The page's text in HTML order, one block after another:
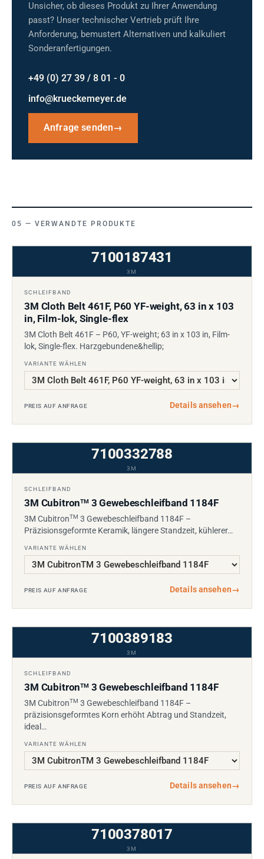
Unsicher, ob dieses Produkt zu Ihrer Anwendung
passt? Unser technischer Vertrieb prüft Ihre
Anforderung, bemustert Alternativen und kalkuliert
Sonderanfertigungen.
+49 (0) 27 39 / 8 01 - 0
info@krueckemeyer.de
Anfrage senden→
VERWANDTE PRODUKTE
7100187431
3M
SCHLEIFBAND
3M Cloth Belt 461F, P60 YF-weight, 63 in x 103
in, Film-lok, Single-flex
3M Cloth Belt 461F – P60, YF-weight; 63 in x 103 in, Film-
lok, Single-flex. Harzgebundene&hellip;
VARIANTE WÄHLEN
PREIS AUF ANFRAGE Details ansehen→
7100332788
3M
SCHLEIFBAND
3M CubitronTM3 Gewebeschleifband 1184F
3M CubitronTM 3 Gewebeschleifband 1184F –
Präzisionsgeformte Keramik, längere Standzeit, kühlerer…
VARIANTE WÄHLEN
PREIS AUF ANFRAGE Details ansehen→
7100389183
3M
SCHLEIFBAND
3M CubitronTM3 Gewebeschleifband 1184F
3M CubitronTM 3 Gewebeschleifband 1184F –
präzisionsgeformtes Korn erhöht Abtrag und Standzeit,
ideal…
VARIANTE WÄHLEN
PREIS AUF ANFRAGE Details ansehen→
7100378017
3M